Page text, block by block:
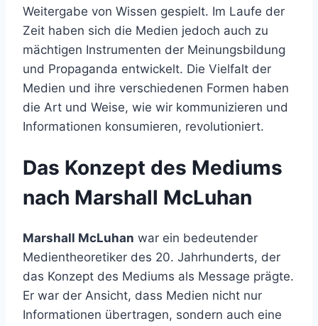
Weitergabe von Wissen gespielt. Im Laufe der
Zeit haben sich die Medien jedoch auch zu
mächtigen Instrumenten der Meinungsbildung
und Propaganda entwickelt. Die Vielfalt der
Medien und ihre verschiedenen Formen haben
die Art und Weise, wie wir kommunizieren und
Informationen konsumieren, revolutioniert.
Das Konzept des Mediums
nach Marshall McLuhan
Marshall McLuhan war ein bedeutender
Medientheoretiker des 20. Jahrhunderts, der
das Konzept des Mediums als Message prägte.
Er war der Ansicht, dass Medien nicht nur
Informationen übertragen, sondern auch eine